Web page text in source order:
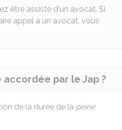
être assisté d'un avocat. Si
appel à un avocat, vous
par le Jap ?
de la durée de la peine